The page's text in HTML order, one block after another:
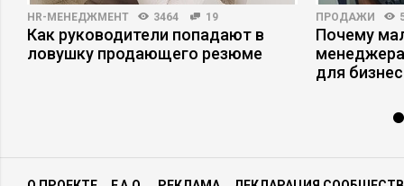
HR-МЕНЕДЖМЕНТ 3464 19
Как руководители попадают в
ловушку продающего резюме
ПРОДАЖИ
Почему
для